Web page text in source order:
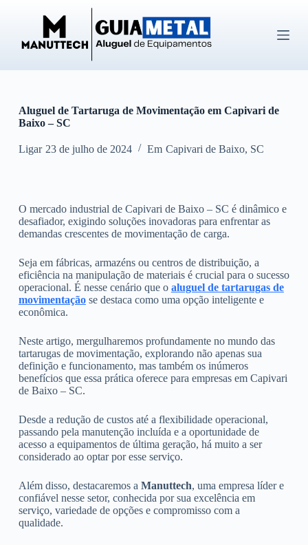
o
o
d
o
Aluguel de Tartaruga de Movimentação em Capivari de
Baixo – SC
Ligar 23 de julho de 2024 Em Capivari de Baixo, SC
O mercado industrial de Capivari de Baixo – SC é dinâmico e
desafiador, exigindo soluções inovadoras para enfrentar as
demandas crescentes de movimentação de carga.
Seja em fábricas, armazéns ou centros de distribuição, a
eficiência na manipulação de materiais é crucial para o sucesso
operacional. É nesse cenário que o aluguel de tartarugas de
movimentaçãose destaca como uma opção inteligente e
econômica.
Neste artigo, mergulharemos profundamente no mundo das
tartarugas de movimentação, explorando não apenas sua
definição e funcionamento, mas também os inúmeros
benefícios que essa prática oferece para empresas em Capivari
de Baixo – SC.
Desde a redução de custos até a flexibilidade operacional,
passando pela manutenção incluída e a oportunidade de
acesso a equipamentos de última geração, há muito a ser
considerado ao optar por esse serviço.
Além disso, destacaremos a Manuttech, uma empresa líder e
confiável nesse setor, conhecida por sua excelência em
serviço, variedade de opções e compromisso com a
qualidade.